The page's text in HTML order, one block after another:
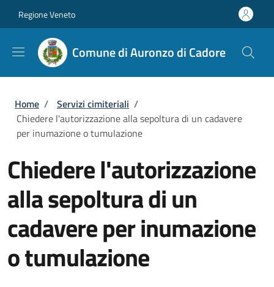
Regione Veneto
Comune di Auronzo di Cadore
Briciole di pane
Home / Servizi cimiteriali /
Chiedere l'autorizzazione alla sepoltura di un cadavere
per inumazione o tumulazione
Chiedere l'autorizzazione
alla sepoltura di un
cadavere per inumazione
o tumulazione